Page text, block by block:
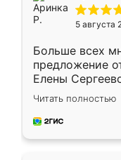
5 августа
Больше всех
предложение
Елены
короткие
для замера
предложил по
Читать полностью